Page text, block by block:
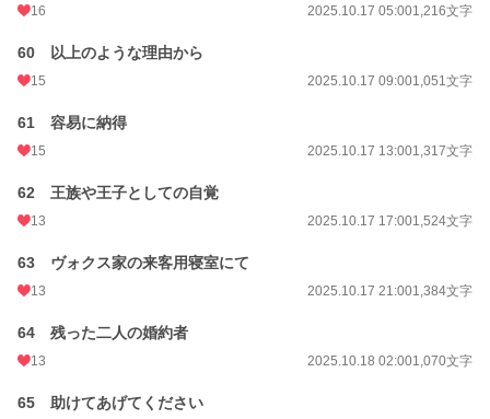
16 2025.10.17 05:001,216文字
60 以上のような理由から
15 2025.10.17 09:001,051文字
61 容易に納得
15 2025.10.17 13:001,317文字
62 王族や王子としての自覚
13 2025.10.17 17:001,524文字
63 ヴォクス家の来客用寝室にて
13 2025.10.17 21:001,384文字
64 残った二人の婚約者
13 2025.10.18 02:001,070文字
65 助けてあげてください